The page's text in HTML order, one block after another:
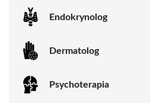
Endokrynolog
Dermatolog
Psychoterapia